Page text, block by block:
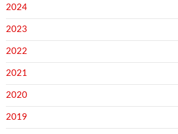
2024
2023
2022
2021
2020
2019